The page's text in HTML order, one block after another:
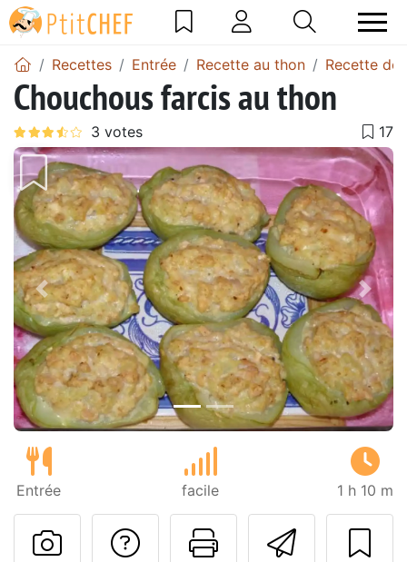
Recettes Entrée Recette au thon Recette de
Chouchous farcis au thon
Précédent
Entrée facile 1 h 10 m
Imprimer
Poser une